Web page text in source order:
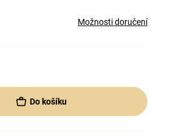
Možnosti doručení
Do košíku